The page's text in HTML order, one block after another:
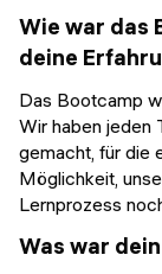
Wie war das
deine
Das Bootcamp
Wir haben jeden
gemacht, für die
Möglichkeit,
Lernprozess
Was war